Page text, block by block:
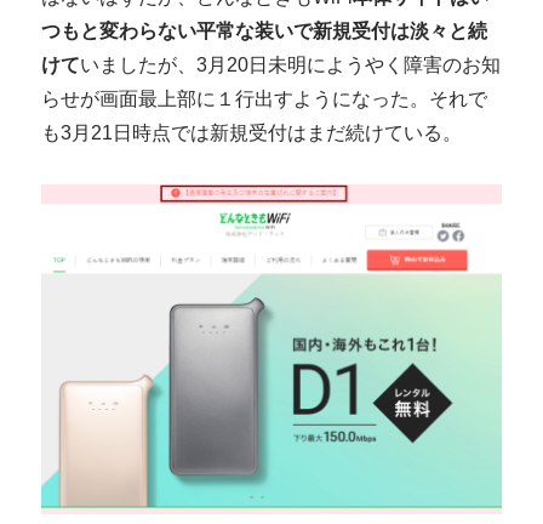
つもと変わらない平常な装いで新規受付は淡々と続
けていましたが、3月20日未明にようやく障害のお知
らせが画面最上部に１行出すようになった。それで
も3月21日時点では新規受付はまだ続けている。